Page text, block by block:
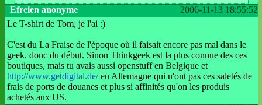
2006-11-13 18:55:52
Efreien anonyme
Le T-shirt de Tom, je l'ai :)
C'est du La Fraise de l'époque où il faisait encore pas mal dans le
geek, donc du début. Sinon Thinkgeek est la plus connue des ces
boutiques, mais tu avais aussi openstuff en Belgique et
http://www.getdigital.de/en Allemagne qui n'ont pas ces saletés de
frais de ports de douanes et plus si affinités qu'on les produis
achetés aux US.